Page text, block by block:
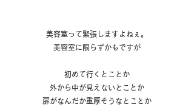
美容室って緊張しますよねぇ。
美容室に限らずかもですが
初めて行くとことか
外から中が見えないとことか
扉がなんだか重厚そうなとことか